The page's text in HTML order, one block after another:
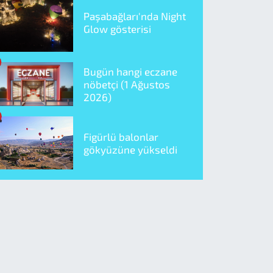
Paşabağları'nda Night
Glow gösterisi
Bugün hangi eczane
nöbetçi (1 Ağustos
2026)
Figürlü balonlar
gökyüzüne yükseldi